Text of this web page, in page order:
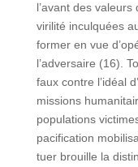
l’avant des
virilité inculquées
former en vue
l’adversaire (16).
faux contre l’idéal
missions
populations
pacification
tuer brouille la